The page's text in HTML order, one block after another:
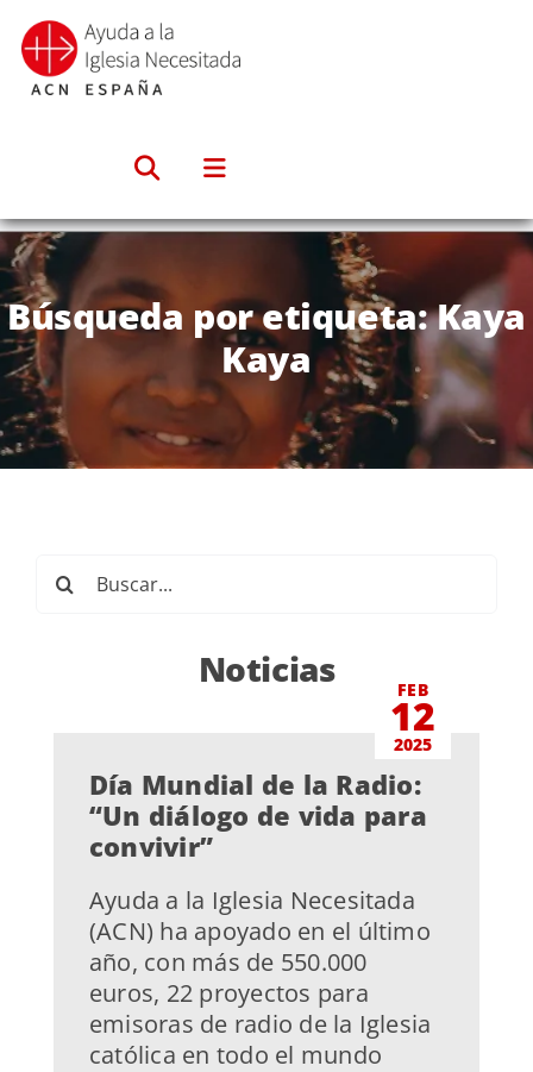
Saltar
contenido
Búsqueda por etiqueta: Kaya
Kaya
Noticias FEB
12
2025
Día Mundial de la Radio:
“Un diálogo de vida para
convivir”
Ayuda a la Iglesia Necesitada
(ACN) ha apoyado en el último
año, con más de 550.000
euros, 22 proyectos para
emisoras de radio de la Iglesia
católica en todo el mundo